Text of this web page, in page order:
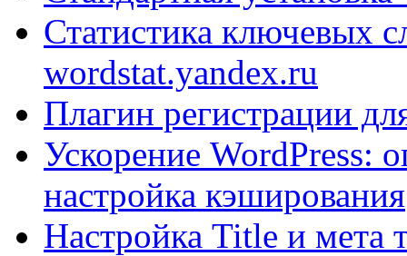
Статистика ключевых
wordstat.yandex.ru
Плагин регистрации
Ускорение WordPress:
настройка кэширования
Настройка Title и мета